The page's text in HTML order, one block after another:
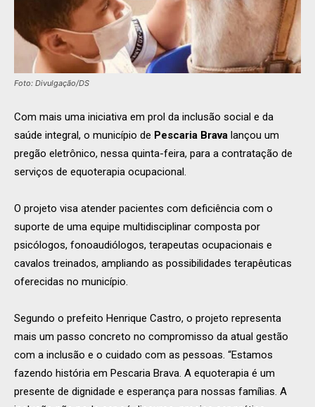
Foto: Divulgação/DS
Com mais uma iniciativa em prol da inclusão social e da
saúde integral, o município de Pescaria Brava lançou um
pregão eletrônico, nessa quinta-feira, para a contratação de
serviços de equoterapia ocupacional.
O projeto visa atender pacientes com deficiência com o
suporte de uma equipe multidisciplinar composta por
psicólogos, fonoaudiólogos, terapeutas ocupacionais e
cavalos treinados, ampliando as possibilidades terapêuticas
oferecidas no município.
Segundo o prefeito Henrique Castro, o projeto representa
mais um passo concreto no compromisso da atual gestão
com a inclusão e o cuidado com as pessoas. “Estamos
fazendo história em Pescaria Brava. A equoterapia é um
presente de dignidade e esperança para nossas famílias. A